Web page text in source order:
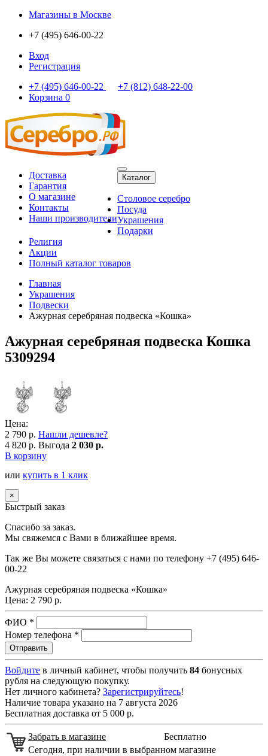
Магазины в Москве
+7 (495) 646-00-22
Вход
Регистрация
+7 (495) 646-00-22
+7 (812) 648-22-00
Корзина 0
Доставка
Гарантия
О магазине
Контакты
Наши производители
Каталог
Столовое серебро
Посуда
Украшения
Подарки
Религия
Акции
Полный каталог товаров
Главная
Украшения
Подвески
Ажурная серебряная подвеска «Кошка»
Ажурная серебряная подвеска Кошка
5309294
Цена:
2 790 р. Нашли дешевле?
4 820 р. Выгода 2 030 р.
В корзину
или купить в 1 клик
×
Быстрый заказ
Спасибо за заказ.
Мы свяжемся с Вами в ближайшее время.
Так же Вы можете связаться с нами по телефону +7 (495) 646-
00-22
Ажурная серебряная подвеска «Кошка»
Цена: 2 790 р.
ФИО *
Номер телефона *
Войдите в личный кабинет, чтобы получить 84 бонусных
рубля на следующую покупку.
Нет личного кабинета? Зарегистрируйтесь!
Наличие товара указано на 7 августа 2026
Бесплатная доставка от 5 000 р.
Забрать в магазине
Бесплатно
Сегодня, при наличии в выбранном магазине